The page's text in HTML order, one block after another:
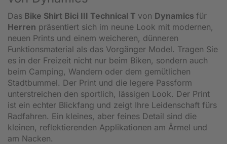
Das Bike Shirt Bici III Technical T von Dynamics für
Herren präsentiert sich im neune Look mit modernen,
neuen Prints und einem weicheren, dünneren
Funktionsmaterial als das Vorgänger Model. Tragen Sie
es in der Freizeit nicht nur beim Biken, sondern auch
beim Camping, Wandern oder dem gemütlichen
Stadtbummel. Der Print und die legere Passform
unterstreichen den sportlich, lässigen Look. Der Print
ist ein echter Blickfang und zeigt Ihre Leidenschaft fürs
Radfahren. Ein kleines, aber feines Detail sind die
kleinen, reflektierenden Applikationen am Ärmel und
am Nacken.